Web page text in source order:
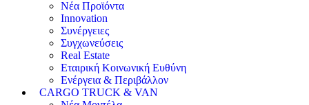
Νέα Προϊόντα
Innovation
Συνέργειες
Συγχωνεύσεις
Real Estate
Εταιρική Κοινωνική Ευθύνη
Ενέργεια & Περιβάλλον
CARGO TRUCK & VAN